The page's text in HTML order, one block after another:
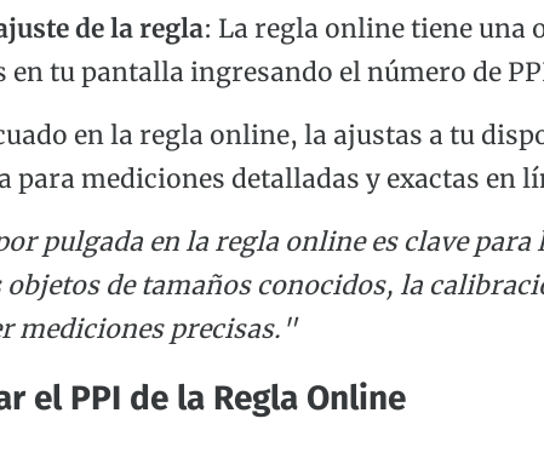
de la regla: La regla online tiene una
tu pantalla ingresando el número de
en la regla online, la ajustas a tu
para mediciones detalladas y exactas en
pulgada en la regla online es clave para
de tamaños conocidos, la
mediciones precisas."
el PPI de la Regla Online